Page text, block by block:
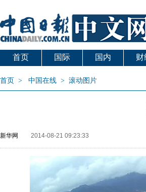
首页 国际 国内 财
首页 > 中国在线 > 滚动图片
新华网 2014-08-21 09:23:33